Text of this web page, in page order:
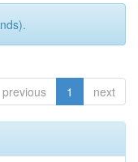
previous 1 next